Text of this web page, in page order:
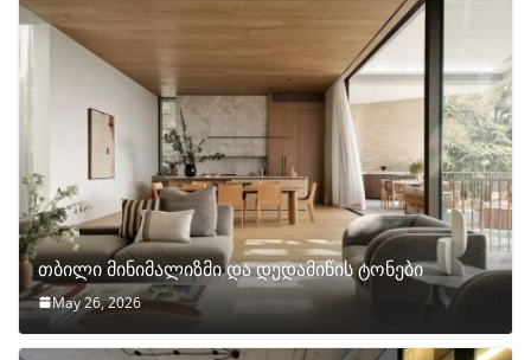
თბილი მინიმალიზმი და დედამიწის ტონები
May 26, 2026